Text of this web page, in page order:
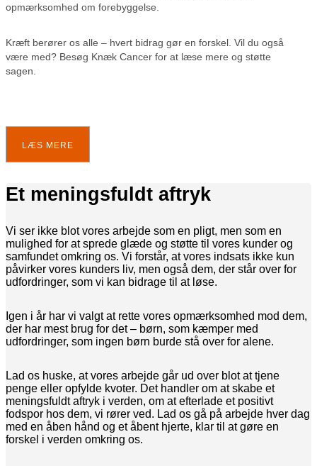
opmærksomhed om forebyggelse.
Kræft berører os alle – hvert bidrag gør en forskel. Vil du også
være med? Besøg Knæk Cancer for at læse mere og støtte
sagen.
LÆS MERE
Et meningsfuldt aftryk
Vi ser ikke blot vores arbejde som en pligt, men som en
mulighed for at sprede glæde og støtte til vores kunder og
samfundet omkring os. Vi forstår, at vores indsats ikke kun
påvirker vores kunders liv, men også dem, der står over for
udfordringer, som vi kan bidrage til at løse.
Igen i år har vi valgt at rette vores opmærksomhed mod dem,
der har mest brug for det – børn, som kæmper med
udfordringer, som ingen børn burde stå over for alene.
Lad os huske, at vores arbejde går ud over blot at tjene
penge eller opfylde kvoter. Det handler om at skabe et
meningsfuldt aftryk i verden, om at efterlade et positivt
fodspor hos dem, vi rører ved. Lad os gå på arbejde hver dag
med en åben hånd og et åbent hjerte, klar til at gøre en
forskel i verden omkring os.